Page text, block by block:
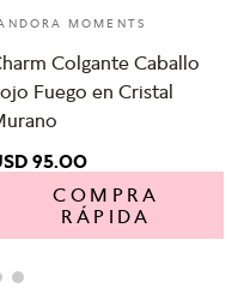
MOMENTS
Colgante Caballo
Fuego en Cristal
95.00
COMPRA
RÁPIDA